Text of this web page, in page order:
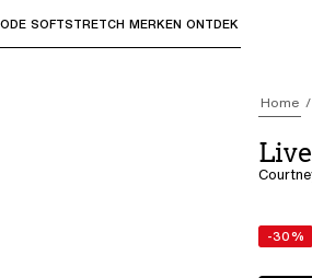
en "Pijl omhoog" of "Escape" om
SOFTSTRETCH MERKEN ONTDEK
Home
-30%